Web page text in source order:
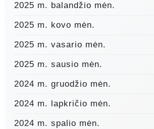
2025 m. balandžio mėn.
2025 m. kovo mėn.
2025 m. vasario mėn.
2025 m. sausio mėn.
2024 m. gruodžio mėn.
2024 m. lapkričio mėn.
2024 m. spalio mėn.